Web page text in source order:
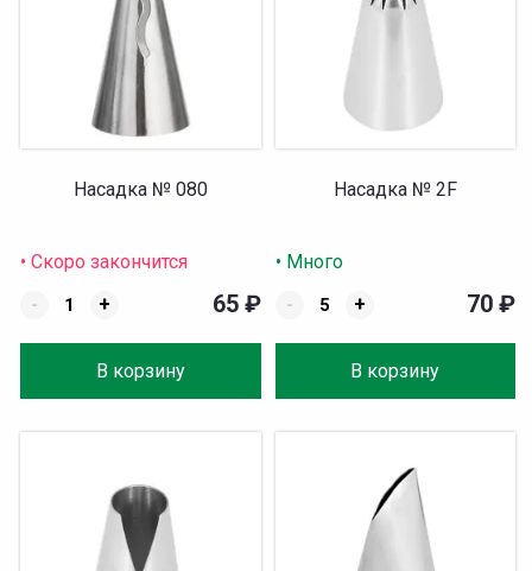
Насадка № 080
• Скоро закончится
-
+
В корзину
65 ₽
Насадка № 2F
• Много
-
+
В корзину
70 ₽